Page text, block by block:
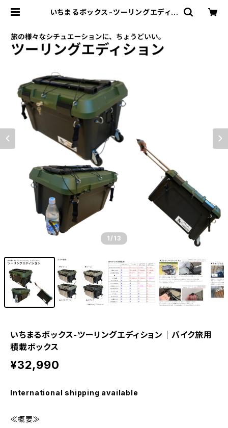
いちまるボックス-ツーリングエディシ
1 /13
いちまるボックス-ツーリングエディション│バイク旅用
積載ボックス
¥32,990
International shipping available
≪概要≫